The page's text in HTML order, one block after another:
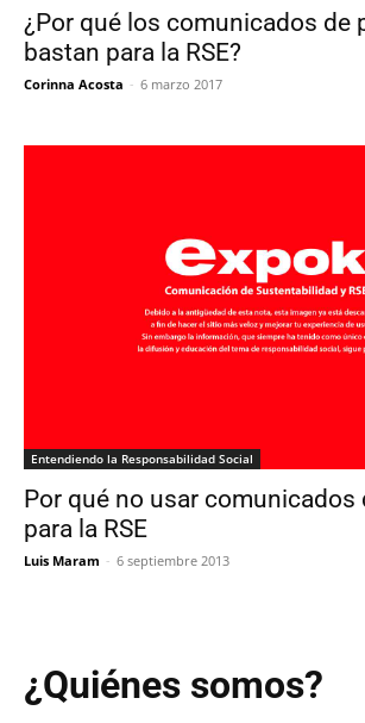
¿Por qué los comunicados de
bastan para la RSE?
Corinna Acosta - 6 marzo 2017
Entendiendo la Responsabilidad Social
Por qué no usar comunicados
para la RSE
Luis Maram - 6 septiembre 2013
¿Quiénes somos?